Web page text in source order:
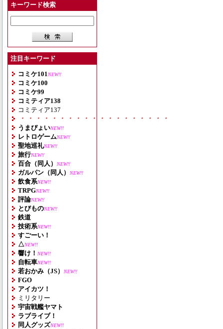
キーワード検索
注目キーワード
コミケ101 NEW!!
コミケ100
コミケ99
コミティア138
コミティア137
・・・・・・・・・・・・・・・・・・・
うまぴょいNEW!!
レトロゲームNEW!!
聖地巡礼NEW!!
旅行NEW!!
百合（同人） NEW!!
ガルパン（同人） NEW!!
飲食系NEW!!
TRPGNEW!!
評論NEW!!
とびものNEW!!
鉄道
技術系NEW!!
すごーい！
△NEW!!
響け！ NEW!!
自転車NEW!!
若おかみ（JS） NEW!!
FGO
アイカツ！
ミリタリー
宇宙戦艦ヤマト
ラブライブ！
同人グッズNEW!!